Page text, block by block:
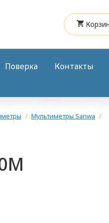
Поверка Контакты
Мультиметры Sanwa